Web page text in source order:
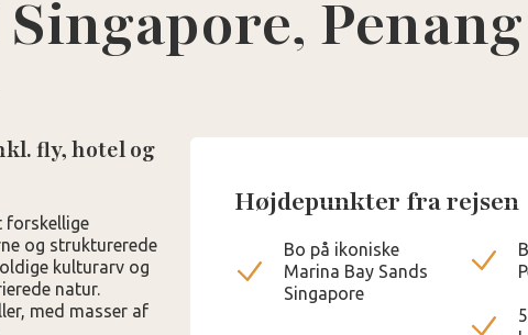
fly, hotel og
forskellige
og strukturerede
kulturarv og
natur.
med masser af
Højdepunkter fra rejsen
Bo på ikoniske
Marina Bay Sands
Singapore